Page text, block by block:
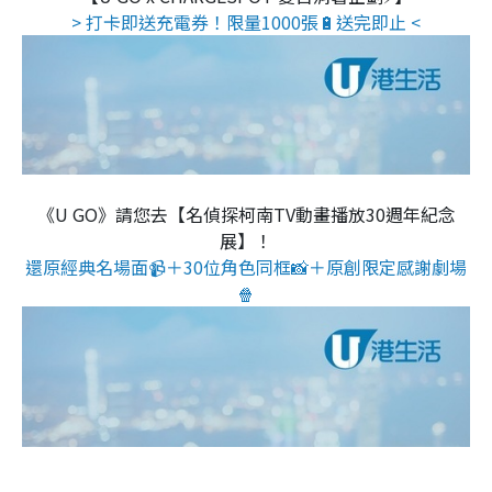
> 打卡即送充電券！限量1000張🔋送完即止 <
《U GO》請您去【名偵探柯南TV動畫播放30週年紀念
展】！
還原經典名場面📹＋30位角色同框📸＋原創限定感謝劇場
🍿